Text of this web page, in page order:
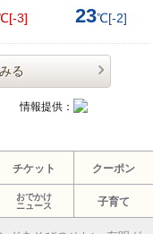
[-3] 23℃[-2]
る
情報提供：
チケット クーポン
おでかけ
ニュース
子育て